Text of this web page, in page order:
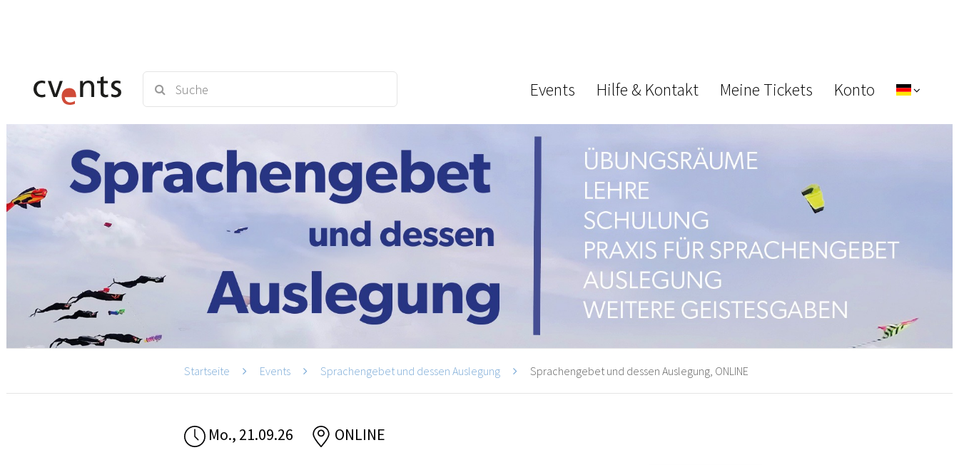
Events Hilfe & Kontakt Meine Tickets Konto
Startseite Events Sprachengebet und dessen Auslegung Sprachengebet und dessen Auslegung, ONLINE
Mo., 21.09.26 ONLINE